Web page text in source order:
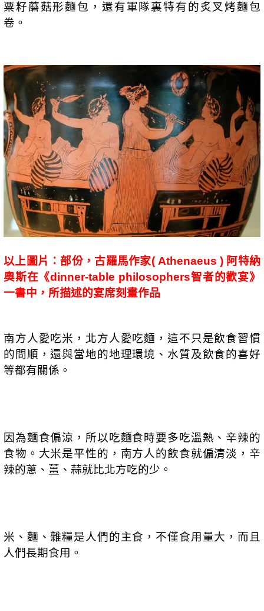
粟籽蘑菇形麵包，還有軍隊裏特有的炙叉烤麵包
卷。
以上圖片： 部份，古羅馬作家( Athenaeus ) 阿特納
奧斯在《dinner-table philosophers智者的歡宴》
一書中，所描述的宴席刻畫作品
南方人愛吃米，北方人愛吃麵，這不只是飲食習慣
的問順，還與當地的地理環境、水質及飲食的喜好
等都有關係。
因為麵食偏涼，所以吃麵食時要多吃溫熱、辛辣的
食物。大米是平性的，南方人的飲食就偏清淡，辛
辣的蔥、薑、蒜就比北方吃的少。
米、麵、雜糧是人們的主食，不僅食用量大，而且
人們長期食用。